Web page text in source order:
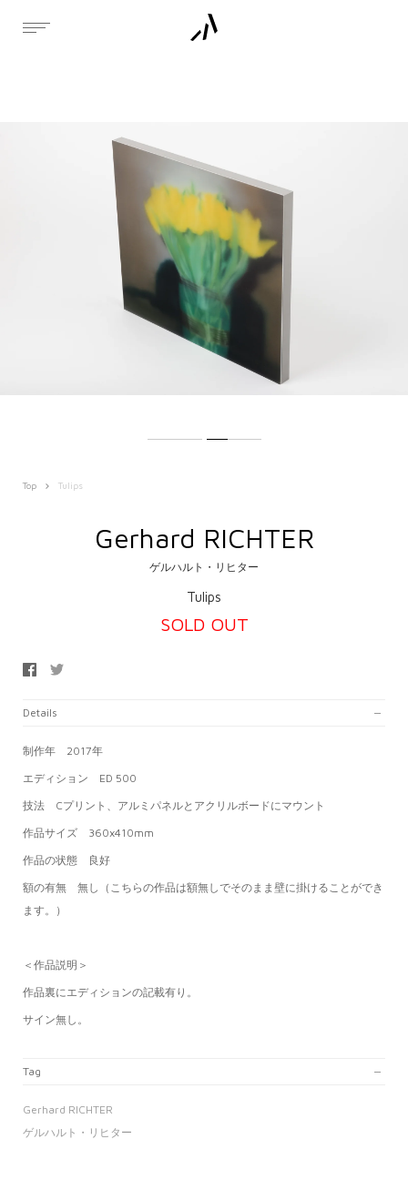
Top Tulips
Gerhard RICHTER
ゲルハルト・リヒター
Tulips
SOLD OUT
Details
制作年 2017年
エディション ED 500
技法 Cプリント、アルミパネルとアクリルボードにマウント
作品サイズ 360x410mm
作品の状態 良好
額の有無 無し （こちらの作品は額無しでそのまま壁に掛けることができ
ます。）
＜作品説明＞
作品裏にエディションの記載有り。
サイン無し。
Tag
Gerhard RICHTER
ゲルハルト・リヒター